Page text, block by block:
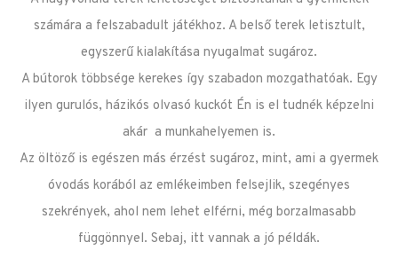
számára a felszabadult játékhoz. A belső terek letisztult,
egyszerű kialakítása nyugalmat sugároz.
A bútorok többsége kerekes így szabadon mozgathatóak. Egy
ilyen gurulós, házikós olvasó kuckót Én is el tudnék képzelni
akár a munkahelyemen is.
Az öltöző is egészen más érzést sugároz, mint, ami a gyermek
óvodás korából az emlékeimben felsejlik, szegényes
szekrények, ahol nem lehet elférni, még borzalmasabb
függönnyel. Sebaj, itt vannak a jó példák.